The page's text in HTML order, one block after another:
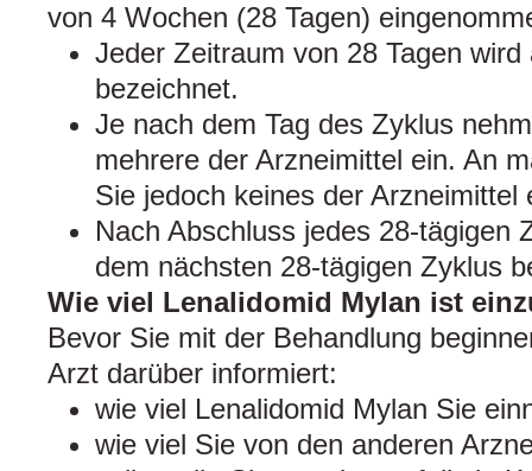
von 4 Wochen (28 Tagen)
Jeder Zeitraum von 28 Tagen wird
bezeichnet.
Je nach dem Tag des Zyklus
mehrere der Arzneimittel ein. An
Sie jedoch keines der Arzneimittel
Nach Abschluss jedes 28-tägigen
dem nächsten 28-tägigen Zyklus
Wie viel Lenalidomid Mylan ist
Bevor Sie mit der Behandlung
Arzt darüber informiert:
wie viel Lenalidomid Mylan Sie
wie viel Sie von den anderen